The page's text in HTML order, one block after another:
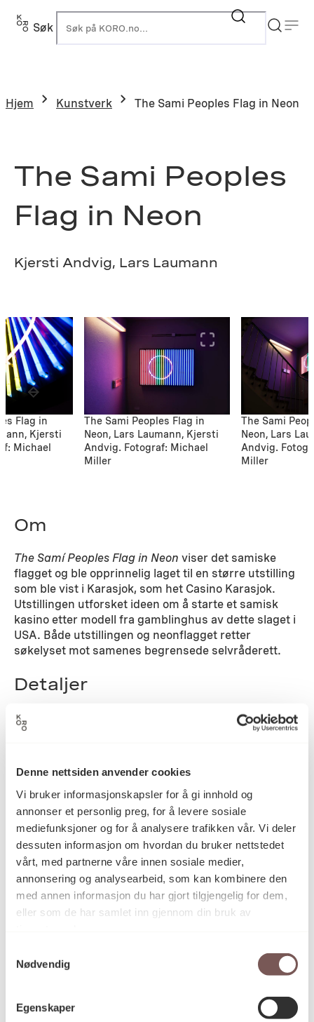
Denne nettsiden anvender cookies
Vi bruker informasjonskapsler for å gi innhold og
annonser et personlig preg, for å levere sosiale
mediefunksjoner og for å analysere trafikken vår. Vi deler
dessuten informasjon om hvordan du bruker nettstedet
vårt, med partnerne våre innen sosiale medier,
annonsering og analysearbeid, som kan kombinere den
med annen informasjon du har gjort tilgjengelig for dem,
eller som de har samlet inn gjennom din bruk av
Nødvendig
Egenskaper
Hopp
Søk
Hjem Kunstverk The Sami Peoples Flag in Neon
The Sami Peoples
Flag in Neon
Kjersti Andvig, Lars Laumann
Flag in
Kjersti
Michael
The Sami Peoples Flag in
Neon, Lars Laumann, Kjersti
Andvig. Fotograf: Michael
Miller
The Sami
Neon, Lars
Andvig.
Miller
Om
The Samí Peoples Flag in Neon viser det samiske
flagget og ble opprinnelig laget til en større utstilling
som ble vist i Karasjok, som het Casino Karasjok.
Utstillingen utforsket ideen om å starte et samisk
kasino etter modell fra gamblinghus av dette slaget i
USA. Både utstillingen og neonflagget retter
søkelyset mot samenes begrensede selvråderett.
Detaljer
Kunstnere
Kjersti Andvig
Lars Laumann
Kategori Lysinstallasjon